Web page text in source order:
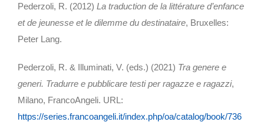
Pederzoli, R. (2012) La traduction de la littérature d’enfance
et de jeunesse et le dilemme du destinataire, Bruxelles:
Peter Lang.
Pederzoli, R. & Illuminati, V. (eds.) (2021) Tra genere e
generi. Tradurre e pubblicare testi per ragazze e ragazzi,
Milano, FrancoAngeli. URL:
https://series.francoangeli.it/index.php/oa/catalog/book/736